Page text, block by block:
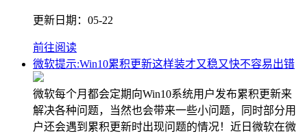
更新日期： 05-22
前往阅读
微软提示:Win10累积更新这样装才又稳又快不容易出错
微软每个月都会定期向Win10系统用户发布累积更新来
解决各种问题，当然也会带来一些小问题，同时部分用
户还会遇到累积更新时出现问题的情况！近日微软在微